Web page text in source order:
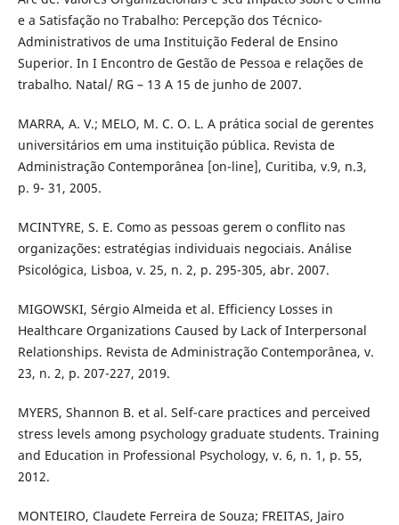
e a Satisfação no Trabalho: Percepção dos Técnico-
Administrativos de uma Instituição Federal de Ensino
Superior. In I Encontro de Gestão de Pessoa e relações de
trabalho. Natal/ RG – 13 A 15 de junho de 2007.
MARRA, A. V.; MELO, M. C. O. L. A prática social de gerentes
universitários em uma instituição pública. Revista de
Administração Contemporânea [on-line], Curitiba, v.9, n.3,
p. 9- 31, 2005.
MCINTYRE, S. E. Como as pessoas gerem o conflito nas
organizações: estratégias individuais negociais. Análise
Psicológica, Lisboa, v. 25, n. 2, p. 295-305, abr. 2007.
MIGOWSKI, Sérgio Almeida et al. Efficiency Losses in
Healthcare Organizations Caused by Lack of Interpersonal
Relationships. Revista de Administração Contemporânea, v.
23, n. 2, p. 207-227, 2019.
MYERS, Shannon B. et al. Self-care practices and perceived
stress levels among psychology graduate students. Training
and Education in Professional Psychology, v. 6, n. 1, p. 55,
2012.
MONTEIRO, Claudete Ferreira de Souza; FREITAS, Jairo